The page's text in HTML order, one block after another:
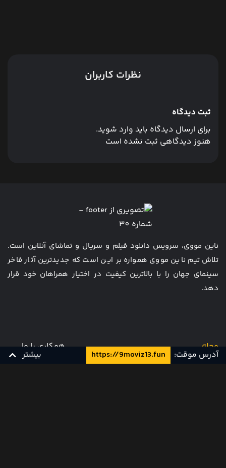
نظرات کاربران
ثبت دیدگاه
برای ارسال دیدگاه باید وارد شوید.
هنوز دیدگاهی ثبت نشده است
آدرس موقت: https://9moviz13.fun بیشتر
ناین مووی، سرویس دانلود فیلم و سریال و تماشای آنلاین است.
تلاش تیم ناین مووی همواره بر این است که جدیدترین آثار فاخر
سینمای جهان را با بالاترین کیفیت در اختیار همراهان خود قرار
دهد.
مجله
قیمت ها
همکاری با ما
سوالات متداول